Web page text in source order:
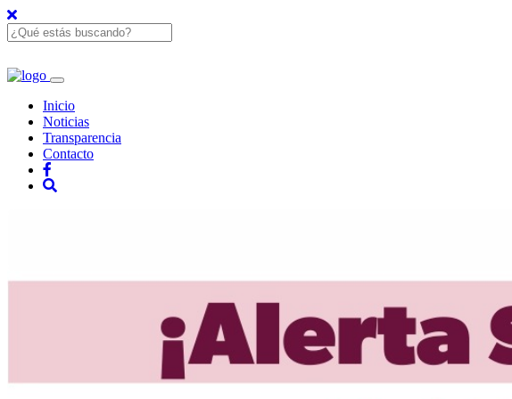
Inicio
Noticias
Transparencia
Contacto